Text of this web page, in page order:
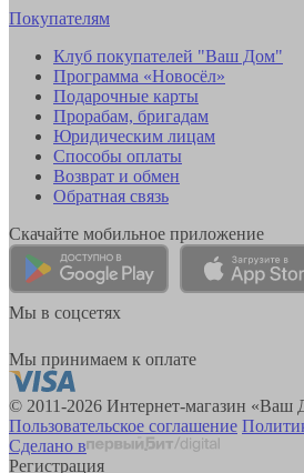
Покупателям
Клуб покупателей "Ваш Дом"
Программа «Новосёл»
Подарочные карты
Прорабам, бригадам
Юридическим лицам
Способы оплаты
Возврат и обмен
Обратная связь
Скачайте мобильное приложение
Мы в соцсетях
Мы принимаем к оплате
© 2011-2026 Интернет-магазин «Ваш
Пользовательское соглашение
Сделано в
Регистрация